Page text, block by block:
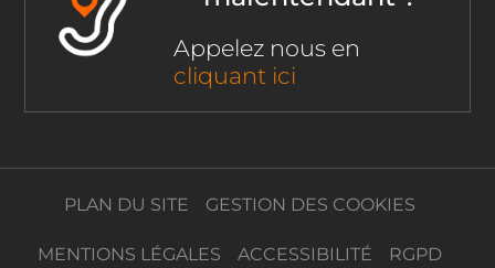
Appelez nous en
cliquant ici
PLAN DU SITE GESTION DES COOKIES
MENTIONS LÉGALES ACCESSIBILITÉ RGPD